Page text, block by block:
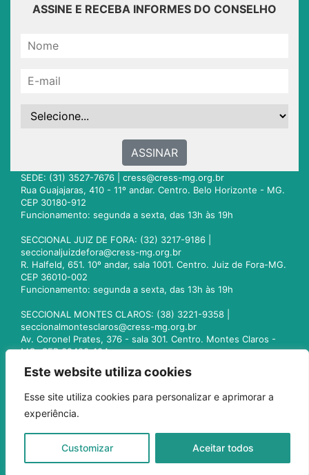
Este website utiliza cookies
Esse site utiliza cookies para personalizar e aprimorar a
experiência.
Customizar Aceitar todos
ASSINE E RECEBA INFORMES DO CONSELHO
ASSINAR
SEDE: (31) 3527-7676 | cress@cress-mg.org.br
Rua Guajajaras, 410 - 11º andar. Centro. Belo Horizonte - MG.
CEP 30180-912
Funcionamento: segunda a sexta, das 13h às 19h
SECCIONAL JUIZ DE FORA: (32) 3217-9186 |
seccionaljuizdefora@cress-mg.org.br
R. Halfeld, 651. 10º andar, sala 1001. Centro. Juiz de Fora-MG.
CEP 36010-002
Funcionamento: segunda a sexta, das 13h às 19h
SECCIONAL MONTES CLAROS: (38) 3221-9358 |
seccionalmontesclaros@cress-mg.org.br
Av. Coronel Prates, 376 - sala 301. Centro. Montes Claros -
MG. CEP 39400-104
seccionaluberlandia@cress-mg.org.br
Av. Afonso Pena, 547 - sala 101. Uberlândia - MG. CEP